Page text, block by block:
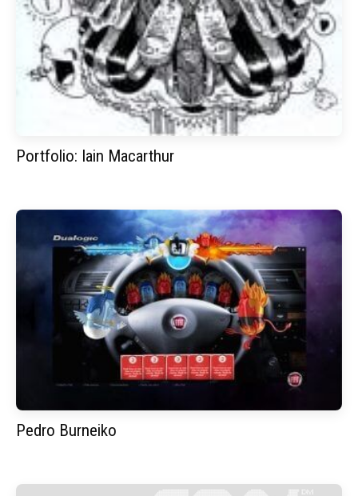
Portfolio: Iain Macarthur
Pedro Burneiko